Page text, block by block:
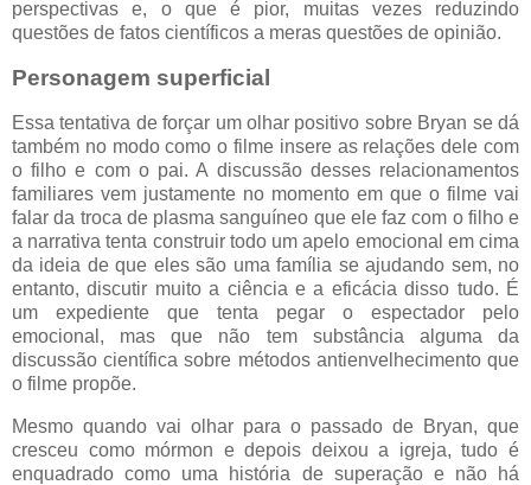
perspectivas e, o que é pior, muitas vezes reduzindo
questões de fatos científicos a meras questões de opinião.
Personagem superficial
Essa tentativa de forçar um olhar positivo sobre Bryan se dá
também no modo como o filme insere as relações dele com
o filho e com o pai. A discussão desses relacionamentos
familiares vem justamente no momento em que o filme vai
falar da troca de plasma sanguíneo que ele faz com o filho e
a narrativa tenta construir todo um apelo emocional em cima
da ideia de que eles são uma família se ajudando sem, no
entanto, discutir muito a ciência e a eficácia disso tudo. É
um expediente que tenta pegar o espectador pelo
emocional, mas que não tem substância alguma da
discussão científica sobre métodos antienvelhecimento que
o filme propõe.
Mesmo quando vai olhar para o passado de Bryan, que
cresceu como mórmon e depois deixou a igreja, tudo é
enquadrado como uma história de superação e não há